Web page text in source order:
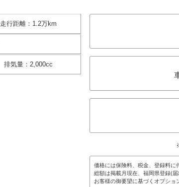
走行距離： 1.2万km
排気量： 2,000cc
価格には保険料、税金、登録料に
総額は掲載月現在、福岡県登録(
お客様の御要望に基づくオプショ